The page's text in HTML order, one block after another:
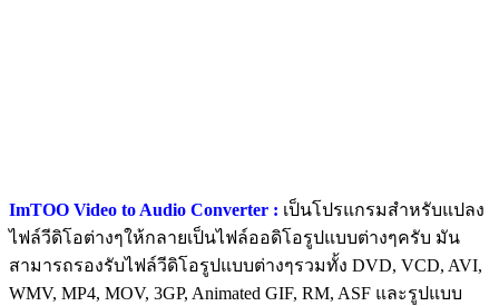
ImTOO Video to Audio Converter : เป็นโปรแกรมสำหรับแปลง
ไฟล์วีดิโอต่างๆให้กลายเป็นไฟล์ออดิโอรูปแบบต่างๆครับ มัน
สามารถรองรับไฟล์วีดิโอรูปแบบต่างๆรวมทั้ง DVD, VCD, AVI,
WMV, MP4, MOV, 3GP, Animated GIF, RM, ASF และรูปแบบ